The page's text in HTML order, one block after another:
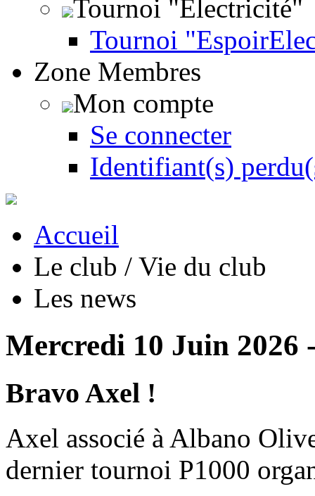
Tournoi "Électricité"
Tournoi
Zone Membres
Mon compte
Se connecter
Identifiant(s)
Accueil
Le club / Vie du club
Les news
Mercredi 10 Juin 2026
Bravo Axel !
Axel associé à Albano
dernier tournoi P1000